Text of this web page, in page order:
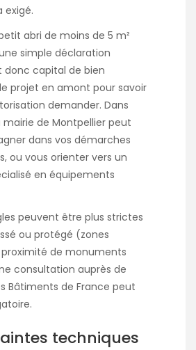
exigé.
abri de moins de 5 m²
simple déclaration
donc capital de bien
projet en amont pour savoir
demander. Dans
mairie de Montpellier peut
dans vos démarches
ou vous orienter vers un
en équipements
peuvent être plus strictes
ou protégé (zones
de monuments
consultation auprès de
Bâtiments de France peut
techniques